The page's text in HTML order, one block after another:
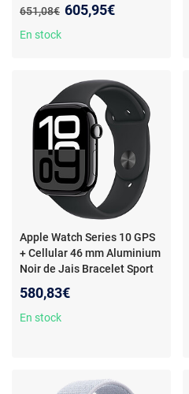
Ancien prix :
651,08€ Nouveau prix :
605,95€
En stock
Apple Watch Series 10 GPS
+ Cellular 46 mm Aluminium
Noir de Jais Bracelet Sport
4G LTE - Aluminium - Étanche
IP6X - GPS -
Fi 4 / Bluetooth 5.3 -
580,83€
En stock